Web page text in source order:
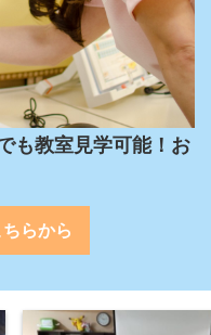
も教室見学可能！お
らから